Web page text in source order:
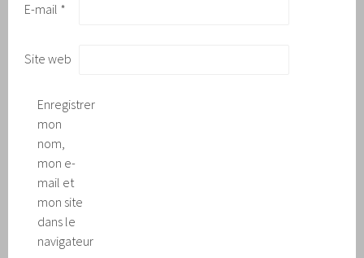
E-mail *
Site web
Enregistrer
mon
nom,
mon e-
mail et
mon site
dans le
navigateur